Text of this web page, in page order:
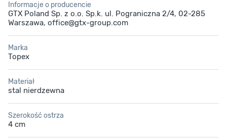
Informacje o producencie
GTX Poland Sp. z o.o. Sp.k. ul. Pograniczna 2/4, 02-285
Warszawa, office@gtx-group.com
Marka
Topex
Materiał
stal nierdzewna
Szerokość ostrza
4 cm